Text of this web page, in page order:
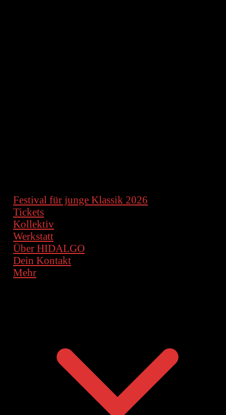
Festival für junge Klassik 2026
Tickets
Kollektiv
Werkstatt
Über HIDALGO
Dein Kontakt
Mehr